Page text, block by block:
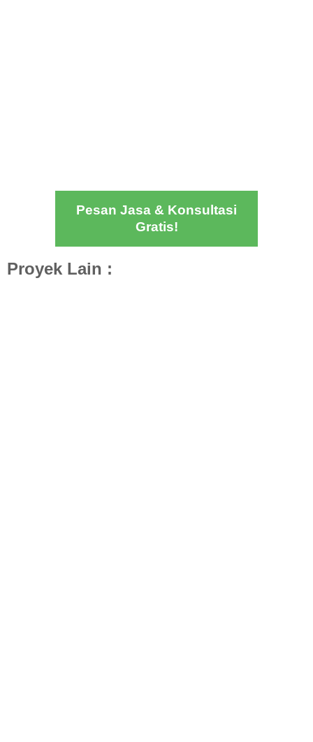
Pesan Jasa & Konsultasi
Gratis!
Proyek Lain :